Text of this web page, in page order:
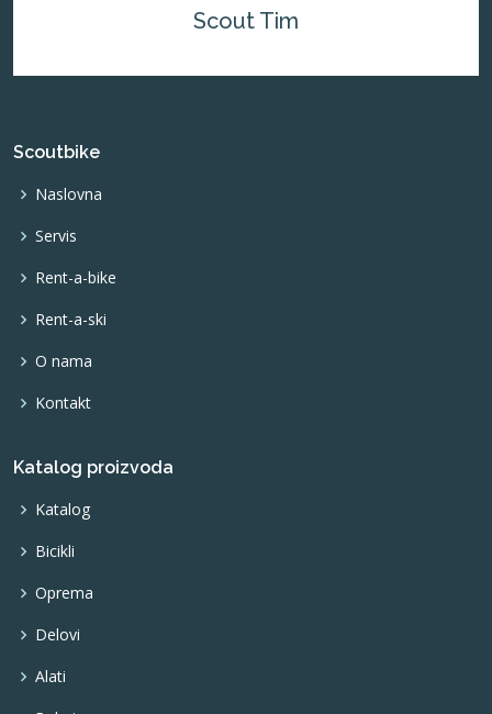
Scout Tim
Scoutbike
Naslovna
Servis
Rent-a-bike
Rent-a-ski
O nama
Kontakt
Katalog proizvoda
Katalog
Bicikli
Oprema
Delovi
Alati